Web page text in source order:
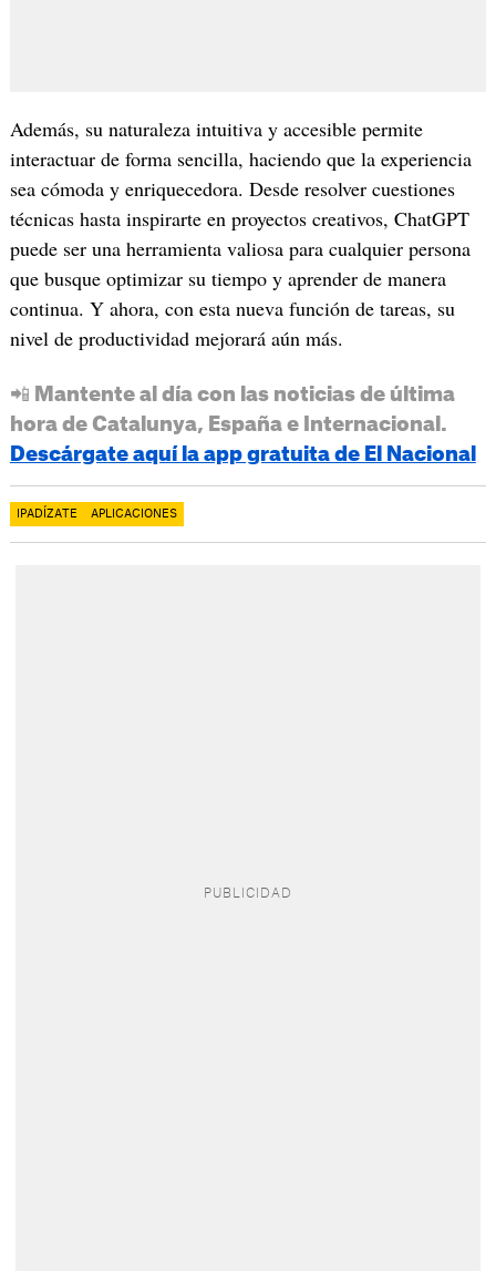
Además, su naturaleza intuitiva y accesible permite
interactuar de forma sencilla, haciendo que la experiencia
sea cómoda y enriquecedora. Desde resolver cuestiones
técnicas hasta inspirarte en proyectos creativos, ChatGPT
puede ser una herramienta valiosa para cualquier persona
que busque optimizar su tiempo y aprender de manera
continua. Y ahora, con esta nueva función de tareas, su
nivel de productividad mejorará aún más.
📲 Mantente al día con las noticias de última
hora de Catalunya, España e Internacional.
Descárgate aquí la app gratuita de El Nacional
IPADÍZATE APLICACIONES